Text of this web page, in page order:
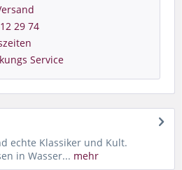
29 74
Service
echte Klassiker und Kult.
in Wasser... mehr